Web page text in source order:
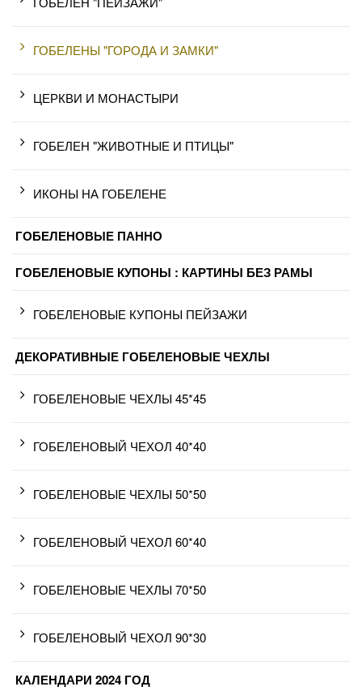
ГОБЕЛЕНЫ "ГОРОДА И ЗАМКИ"
ЦЕРКВИ И МОНАСТЫРИ
ГОБЕЛЕН "ЖИВОТНЫЕ И ПТИЦЫ"
ИКОНЫ НА ГОБЕЛЕНЕ
ГОБЕЛЕНОВЫЕ ПАННО
ГОБЕЛЕНОВЫЕ КУПОНЫ : КАРТИНЫ БЕЗ РАМЫ
ГОБЕЛЕНОВЫЕ КУПОНЫ ПЕЙЗАЖИ
ДЕКОРАТИВНЫЕ ГОБЕЛЕНОВЫЕ ЧЕХЛЫ
ГОБЕЛЕНОВЫЕ ЧЕХЛЫ 45*45
ГОБЕЛЕНОВЫЙ ЧЕХОЛ 40*40
ГОБЕЛЕНОВЫЕ ЧЕХЛЫ 50*50
ГОБЕЛЕНОВЫЙ ЧЕХОЛ 60*40
ГОБЕЛЕНОВЫЕ ЧЕХЛЫ 70*50
ГОБЕЛЕНОВЫЙ ЧЕХОЛ 90*30
КАЛЕНДАРИ 2024 ГОД